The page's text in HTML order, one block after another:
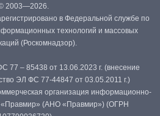
2003—2026.
в Федеральной службе по
технологий и массовых
(Роскомнадзор).
77 – 85438 от 13.06.2023 г. (внесение
ЭЛ ФС 77-44847 от 03.05.2011 г.)
организация информационно-
«Правмир» (АНО «Правмир») (ОГРН